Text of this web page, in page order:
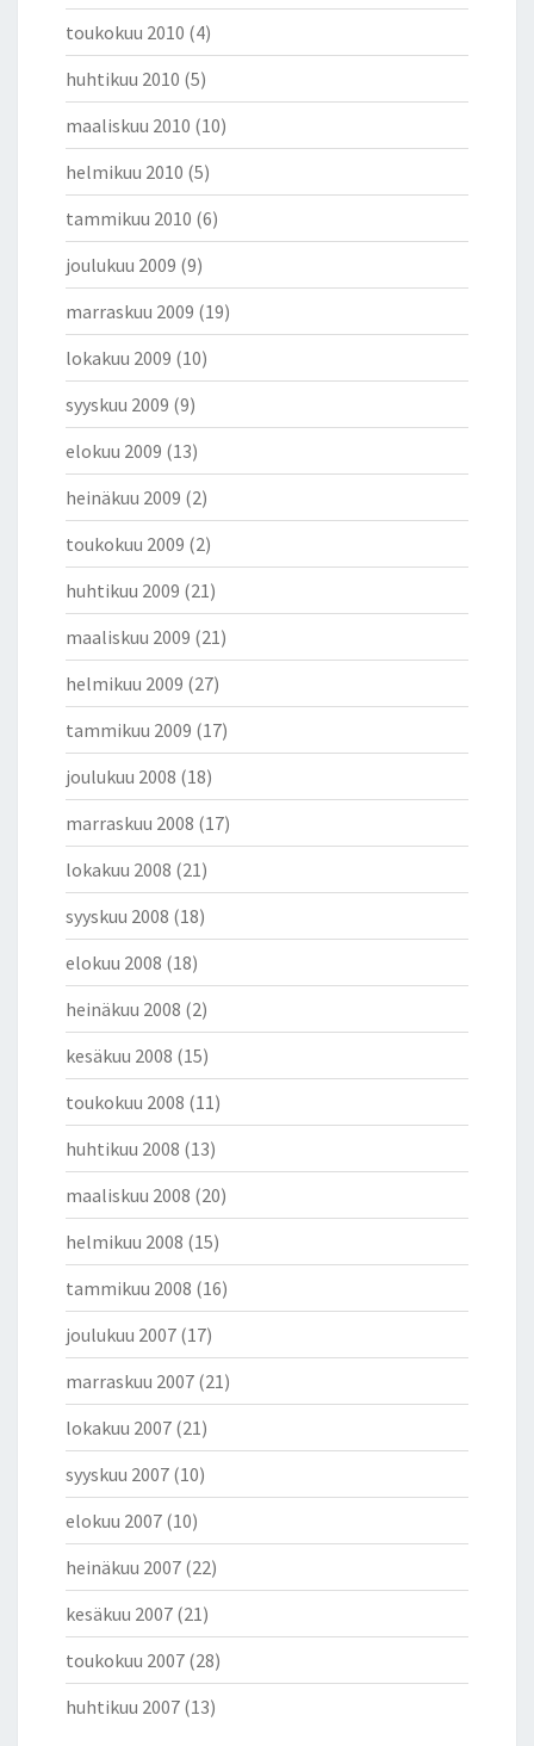
toukokuu 2010 (4)
huhtikuu 2010 (5)
maaliskuu 2010 (10)
helmikuu 2010 (5)
tammikuu 2010 (6)
joulukuu 2009 (9)
marraskuu 2009 (19)
lokakuu 2009 (10)
syyskuu 2009 (9)
elokuu 2009 (13)
heinäkuu 2009 (2)
toukokuu 2009 (2)
huhtikuu 2009 (21)
maaliskuu 2009 (21)
helmikuu 2009 (27)
tammikuu 2009 (17)
joulukuu 2008 (18)
marraskuu 2008 (17)
lokakuu 2008 (21)
syyskuu 2008 (18)
elokuu 2008 (18)
heinäkuu 2008 (2)
kesäkuu 2008 (15)
toukokuu 2008 (11)
huhtikuu 2008 (13)
maaliskuu 2008 (20)
helmikuu 2008 (15)
tammikuu 2008 (16)
joulukuu 2007 (17)
marraskuu 2007 (21)
lokakuu 2007 (21)
syyskuu 2007 (10)
elokuu 2007 (10)
heinäkuu 2007 (22)
kesäkuu 2007 (21)
toukokuu 2007 (28)
huhtikuu 2007 (13)